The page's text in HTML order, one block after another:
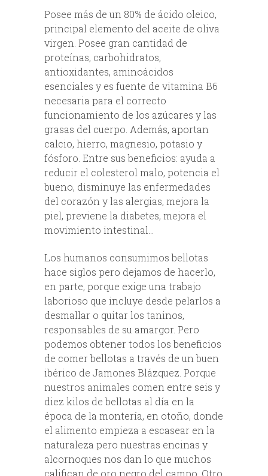
Posee más de un 80% de ácido oleico,
principal elemento del aceite de oliva
virgen. Posee gran cantidad de
proteínas, carbohidratos,
antioxidantes, aminoácidos
esenciales y es fuente de vitamina B6
necesaria para el correcto
funcionamiento de los azúcares y las
grasas del cuerpo. Además, aportan
calcio, hierro, magnesio, potasio y
fósforo. Entre sus beneficios: ayuda a
reducir el colesterol malo, potencia el
bueno, disminuye las enfermedades
del corazón y las alergias, mejora la
piel, previene la diabetes, mejora el
movimiento intestinal…
Los humanos consumimos bellotas
hace siglos pero dejamos de hacerlo,
en parte, porque exige una trabajo
laborioso que incluye desde pelarlos a
desmallar o quitar los taninos,
responsables de su amargor. Pero
podemos obtener todos los beneficios
de comer bellotas a través de un buen
ibérico de Jamones Blázquez. Porque
nuestros animales comen entre seis y
diez kilos de bellotas al día en la
época de la montería, en otoño, donde
el alimento empieza a escasear en la
naturaleza pero nuestras encinas y
alcornoques nos dan lo que muchos
califican de oro negro del campo. Otro